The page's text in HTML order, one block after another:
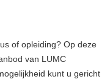
of opleiding? Op deze
van LUMC
kunt u gericht